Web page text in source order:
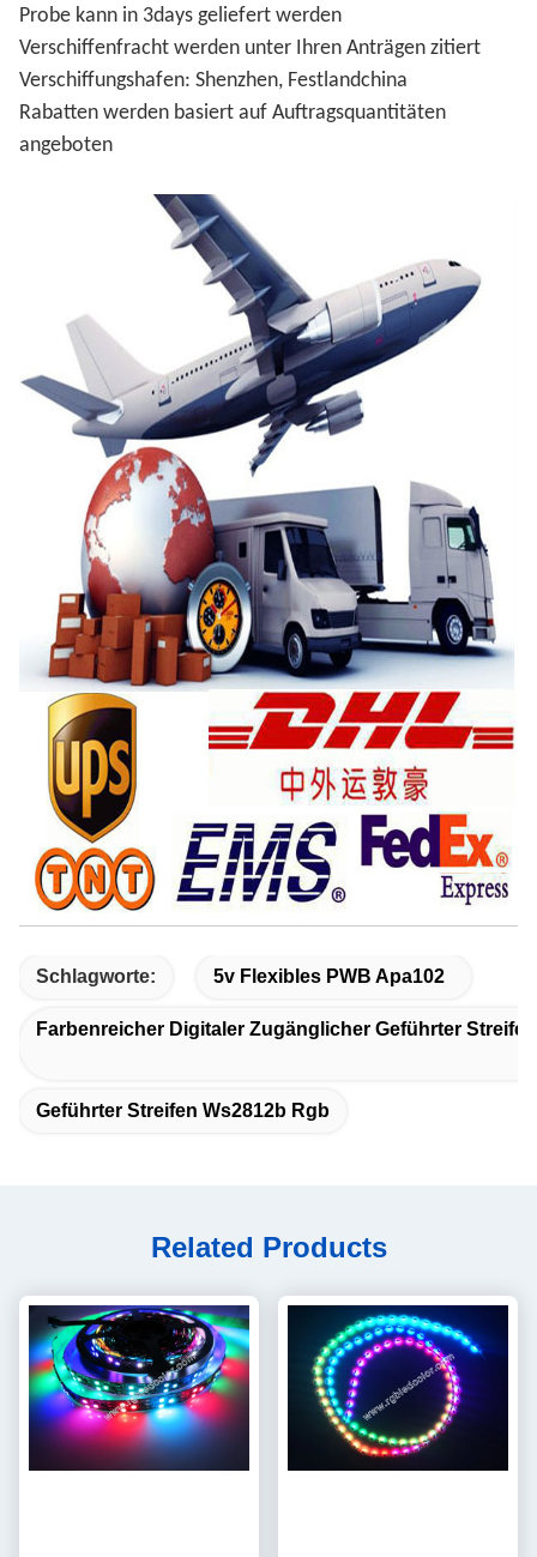
Probe kann in 3days geliefert werden
Verschiffenfracht werden unter Ihren Anträgen zitiert
Verschiffungshafen: Shenzhen, Festlandchina
Rabatten werden basiert auf Auftragsquantitäten
angeboten
Schlagworte: 5v Flexibles PWB Apa102
Farbenreicher Digitaler Zugänglicher Geführter Streifen
Geführter Streifen Ws2812b Rgb
Related Products